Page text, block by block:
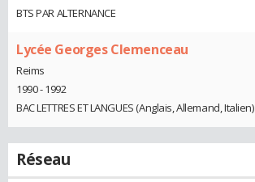
BTS PAR ALTERNANCE
Lycée Georges Clemenceau
Reims
1990 - 1992
BAC LETTRES ET LANGUES (Anglais, Allemand, Italien)
Réseau